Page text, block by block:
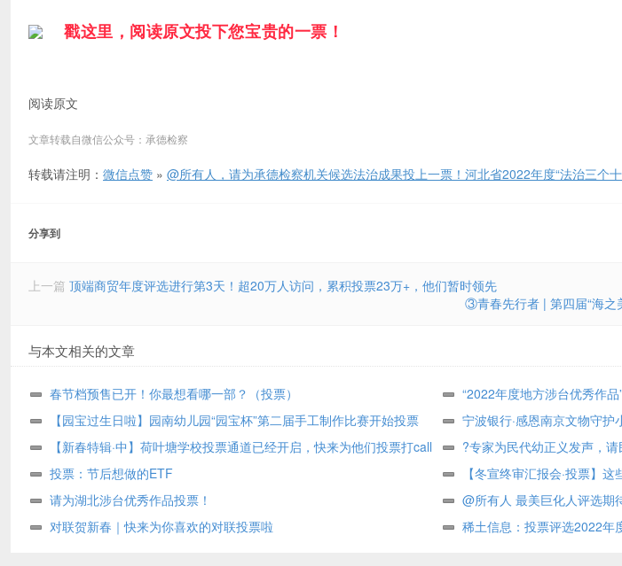
戳这里，阅读原文投下您宝贵的一票！
阅读原文
文章转载自微信公众号：承德检察
转载请注明： 微信点赞 » @所有人，请为承德检察机关候选法治成果投上一票！河北省2022年度“法治三个
分享到
上一篇 顶端商贸年度评选进行第3天！超20万人访问，累积投票23万+，他们暂时领先
③青春先行者 | 第四届“海之
与本文相关的文章
春节档预售已开！你最想看哪一部？（投票）
“2022年度地方涉台优秀作
助力！
【园宝过生日啦】园南幼儿园“园宝杯”第二届手工制作比赛开始投票
啦！
宁波银行·感恩南京文物守护
【新春特辑·中】荷叶塘学校投票通道已经开启，快来为他们投票打call
吧！
?专家为民代幼正义发声，请
投票：节后想做的ETF
【冬宣终审汇报会·投票】
请为湖北涉台优秀作品投票！
@所有人 最美巨化人评选期
对联贺新春｜快来为你喜欢的对联投票啦
稀土信息：投票评选2022年